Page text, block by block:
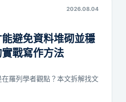
2026.08.04
避免資料堆砌並穩
戰寫作方法
羅列學者觀點？本文拆解找文